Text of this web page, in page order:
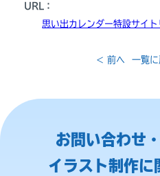
URL：
思い出カレンダー特設サイト
< 前へ 一覧に
お問い合わせ
イラスト制作に